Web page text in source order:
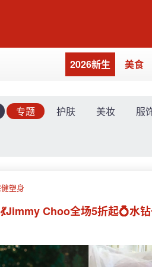
2026新生 美食
专题 护肤 美妆 服
塑身
Choo全场5折起💍水